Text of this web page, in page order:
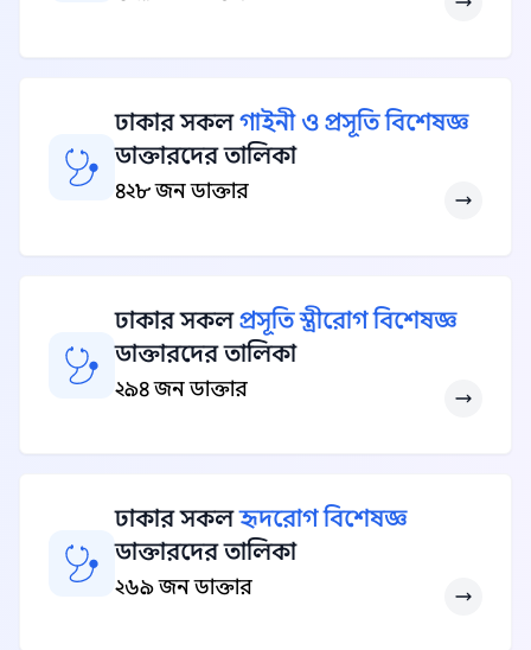
ঢাকার সকলগাইনী ও প্রসূতি বিশেষজ্ঞ
ডাক্তারদের তালিকা
৪২৮ জন ডাক্তার
ঢাকার সকলপ্রসূতি স্ত্রীরোগ বিশেষজ্ঞ
ডাক্তারদের তালিকা
২৯৪ জন ডাক্তার
ঢাকার সকলহৃদরোগ বিশেষজ্ঞ
ডাক্তারদের তালিকা
২৬৯ জন ডাক্তার